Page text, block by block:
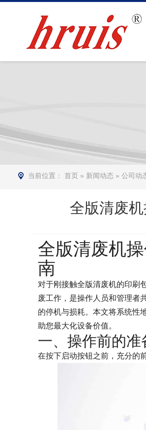
当前位置： 首页 » 新闻动态 » 公司动
全版清废
全版清废机
南
对于刚接触全版清废机的印刷
废工作，是操作人员和管理者
的停机与损耗。本文将系统性
助您最大化设备价值。
一、操作前的
在按下启动按钮之前，充分的